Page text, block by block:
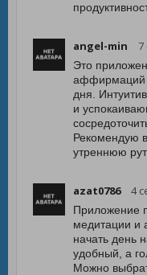
angel-min 7
Это
аффирмаций
дня.
и
Рекомендую
утреннюю
azat0786 4
Приложение
медитации и
начать день
удобный, а
Можно